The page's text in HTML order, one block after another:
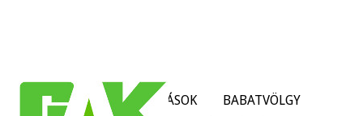
HÍREK SZOLGÁLTATÁSOK
BABATVÖLGY